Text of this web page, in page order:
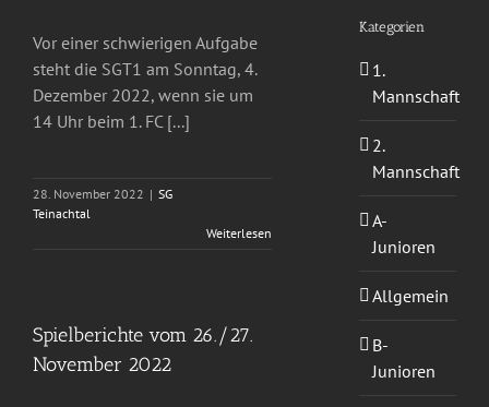
Vor einer schwierigen Aufgabe
steht die SGT1 am Sonntag, 4.
Dezember 2022, wenn sie um
14 Uhr beim 1. FC [...]
28. November 2022 | SG
Teinachtal
Weiterlesen
Spielberichte vom 26./27.
November 2022
Kategorien
1.
Mannschaft
2.
Mannschaft
A-
Junioren
Allgemein
B-
Junioren